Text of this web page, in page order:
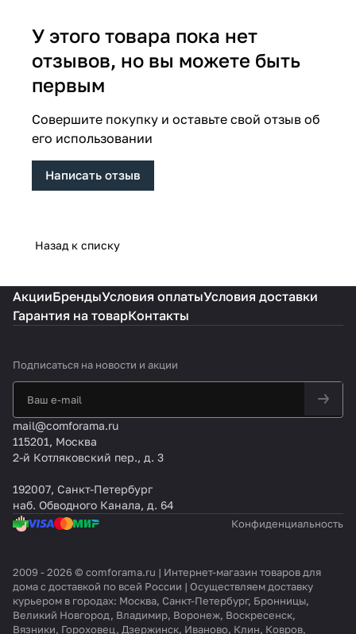
У этого товара пока нет
отзывов, но вы можете быть
первым
Совершите покупку и оставьте свой отзыв об
его использовании
Написать отзыв
Назад к списку
АкцииБрендыУсловия оплатыУсловия доставки
Гарантия на товарКонтакты
Подписаться на новости и акции
mail@comforama.ru
115201, Москва
2-й Котляковский пер., д. 3
192007, Санкт-Петербург
наб. Обводного Канала, д. 64
Конфиденциальность
2009 - 2026 © comforama.ru | Интернет-магазин товаров для
дома с доставкой по всей России | Осуществляем доставку
курьером в городах: Москва, Санкт-Петербург, Бронницы,
Великий Новгород, Владимир, Воронеж, Воскресенск,
Вязники, Гороховец, Дзержинск, Иваново, Клин, Ковров,